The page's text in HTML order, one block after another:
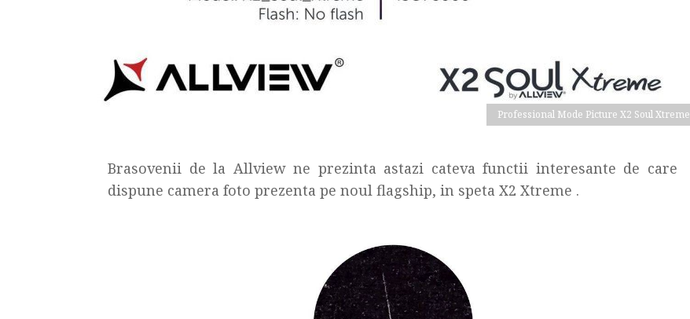
Professional Mode Picture X2 Soul Xtreme
Brasovenii de la Allview ne prezinta astazi cateva functii interesante de care
dispune camera foto prezenta pe noul flagship, in speta X2 Xtreme .